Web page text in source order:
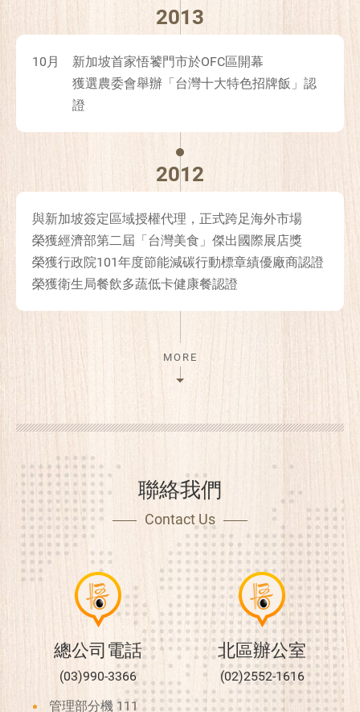
2013
10月
新加坡首家悟饕門市於OFC區開幕
獲選農委會舉辦「台灣十大特色招牌飯」認
證
2012
與新加坡簽定區域授權代理，正式跨足海外市場
榮獲經濟部第二屆「台灣美食」傑出國際展店獎
榮獲行政院101年度節能減碳行動標章績優廠商認證
榮獲衛生局餐飲多蔬低卡健康餐認證
MORE
聯絡我們
Contact Us
總公司電話
(03)990-3366
管理部分機 111
北區辦公室
(02)2552-1616